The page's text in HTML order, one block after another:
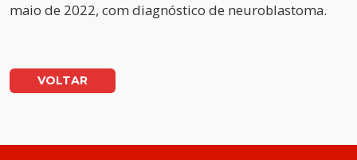
maio de 2022, com diagnóstico de neuroblastoma.
VOLTAR